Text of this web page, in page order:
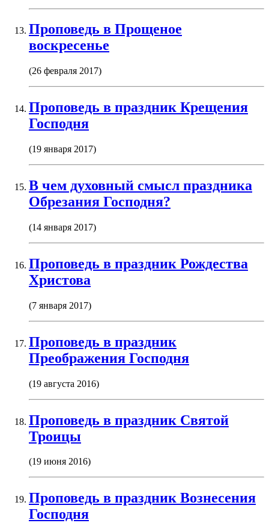
Проповедь в Прощеное
воскресенье
(26 февраля 2017)
Проповедь в праздник Крещения
Господня
(19 января 2017)
В чем духовный смысл праздника
Обрезания Господня?
(14 января 2017)
Проповедь в праздник Рождества
Христова
(7 января 2017)
Проповедь в праздник
Преображения Господня
(19 августа 2016)
Проповедь в праздник Святой
Троицы
(19 июня 2016)
Проповедь в праздник Вознесения
Господня